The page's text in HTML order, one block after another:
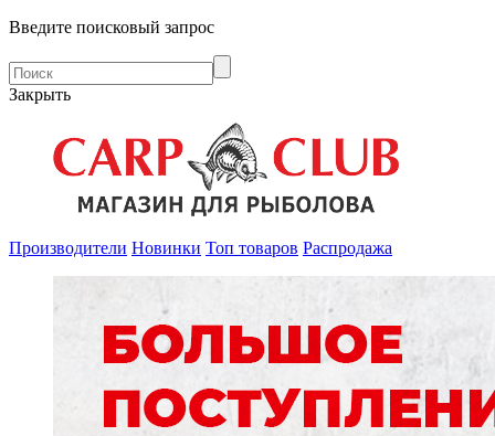
Введите поисковый запрос
Закрыть
Производители Новинки Топ товаров Распродажа